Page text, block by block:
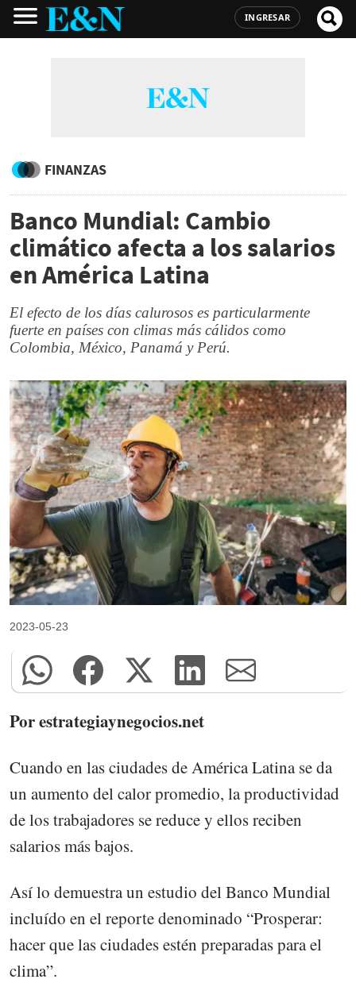
INGRESAR
FINANZAS
Banco Mundial: Cambio
climático afecta a los salarios
en América Latina
El efecto de los días calurosos es particularmente
fuerte en países con climas más cálidos como
Colombia, México, Panamá y Perú.
2023-05-23
Por estrategiaynegocios.net
Cuando en las ciudades de América Latina se da
un aumento del calor promedio, la productividad
de los trabajadores se reduce y ellos reciben
salarios más bajos.
Así lo demuestra un estudio del Banco Mundial
incluído en el reporte denominado “Prosperar:
hacer que las ciudades estén preparadas para el
clima”.